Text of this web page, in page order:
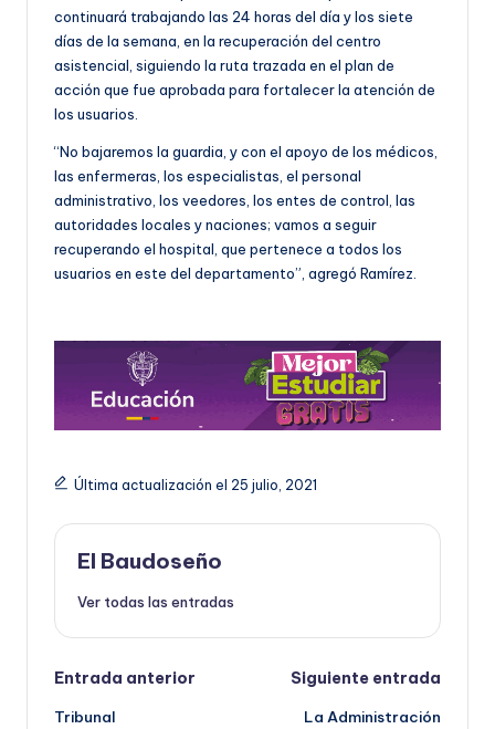
continuará trabajando las 24 horas del día y los siete
días de la semana, en la recuperación del centro
asistencial, siguiendo la ruta trazada en el plan de
acción que fue aprobada para fortalecer la atención de
los usuarios.
“No bajaremos la guardia, y con el apoyo de los médicos,
las enfermeras, los especialistas, el personal
administrativo, los veedores, los entes de control, las
autoridades locales y naciones; vamos a seguir
recuperando el hospital, que pertenece a todos los
usuarios en este del departamento”, agregó Ramírez.
Última actualización el 25 julio, 2021
El Baudoseño
Ver todas las entradas
Navegación
Entrada anterior
Tribunal
Siguiente entrada
La Administración